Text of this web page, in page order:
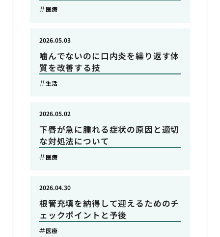
医療
噛んでないのに口内炎を繰り返す体
質を改善する技
2026.05.03
生活
下唇が急に腫れる症状の原因と適切
な対処法について
2026.05.02
医療
根管充填を納得して迎えるためのチ
ェックポイントと予後
2026.04.30
医療